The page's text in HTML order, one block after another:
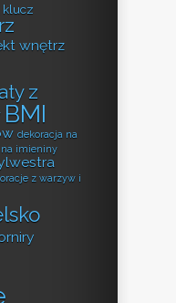
klucz
wnętrz
z
BMI
dekoracja na
na imieniny
z warzyw i